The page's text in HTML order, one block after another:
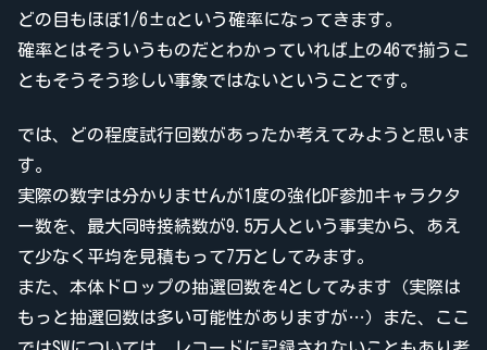
どの目もほぼ1/6±αという確率になってきます。
確率とはそういうものだとわかっていれば上の46で揃うこ
ともそうそう珍しい事象ではないということです。
では、どの程度試行回数があったか考えてみようと思いま
す。
実際の数字は分かりませんが1度の強化DF参加キャラクタ
ー数を、最大同時接続数が9.5万人という事実から、あえ
て少なく平均を見積もって7万としてみます。
また、本体ドロップの抽選回数を4としてみます（実際は
もっと抽選回数は多い可能性がありますが…）また、ここ